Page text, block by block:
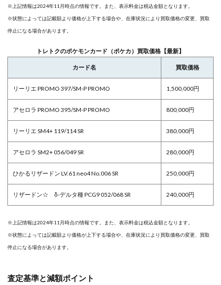
※上記情報は2024年11月時点の情報です。また、表示料金は税込金額となります。
※状態によっては記載額より価格が上下する場合や、在庫状況により買取価格の変更、買取
停止になる場合があります。
トレトクのポケモンカード（ポケカ）買取価格【最新】
カード名 買取価格
リーリエ PROMO 397/SM-P PROMO 1,500,000円
アセロラ PROMO 395/SM-P PROMO 800,000円
リーリエ SM4+ 119/114 SR 380,000円
アセロラ SM2+ 056/049 SR 280,000円
ひかるリザードン LV.61 neo4 No.006 SR 250,000円
リザードン☆ δ-デルタ種 PCG9 052/068 SR 240,000円
※上記情報は2024年11月時点の情報です。また、表示料金は税込金額となります。
※状態によっては記載額より価格が上下する場合や、在庫状況により買取価格の変更、買取
停止になる場合があります。
査定基準と減額ポイント